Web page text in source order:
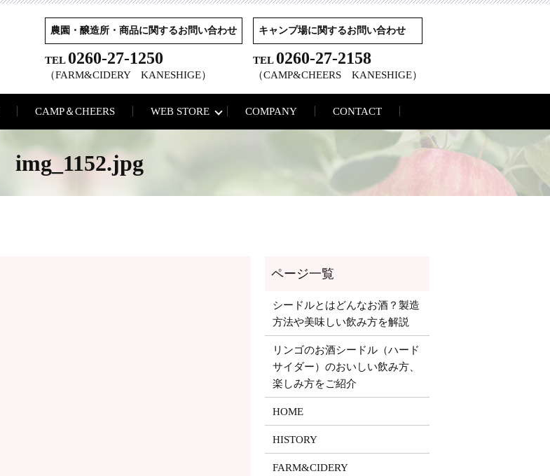
農園・醸造所・商品に関するお問い合わせ
TEL 0260-27-1250
（FARM&CIDERY KANESHIGE）
キャンプ場に関するお問い合わせ
TEL 0260-27-2158
（CAMP&CHEERS KANESHIGE）
CAMP＆CHEERS WEB STORE COMPANY CONTACT
img_1152.jpg
シードルとはどんなお酒？製造
方法や美味しい飲み方を解説
リンゴのお酒シードル（ハード
サイダー）のおいしい飲み方、
楽しみ方をご紹介
HOME
HISTORY
FARM&CIDERY